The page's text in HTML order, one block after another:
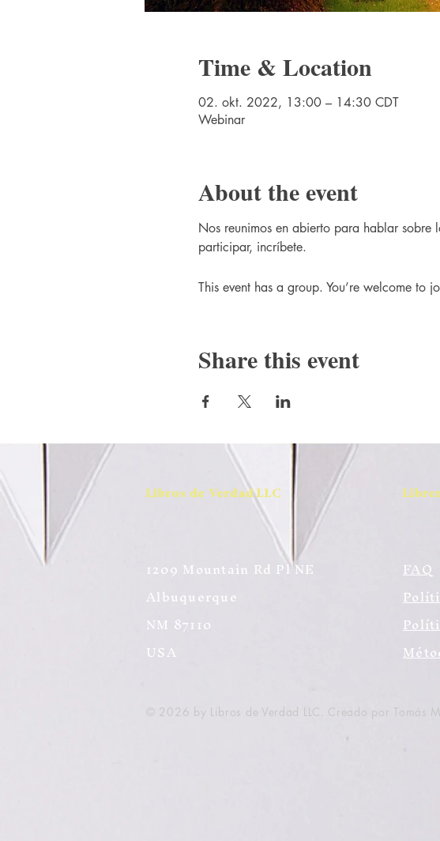
Time & Location
02. okt. 2022, 13:00 – 14:30 CDT
Webinar
About the event
Nos reunimos en abierto para hablar sobre
participar, incríbete.
This event has a group. You’re welcome to
Share this event
Libros de Verdad LLC
1209 Mountain Rd Pl NE
Albuquerque
NM 87110
USA
FAQ
© 2026 by Libros de Verdad LLC. Creado por Tomás